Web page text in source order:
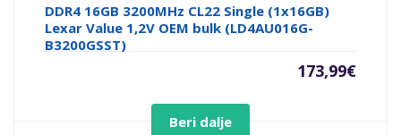
DDR4 16GB 3200MHz CL22 Single (1x16GB)
Lexar Value 1,2V OEM bulk (LD4AU016G-
B3200GSST)
173,99€
Beri dalje